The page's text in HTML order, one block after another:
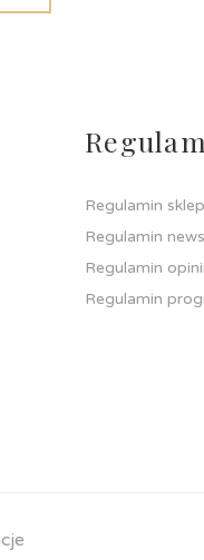
Regulamin
Regulamin
Regulamin opinii
Regulamin